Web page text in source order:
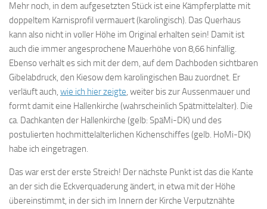
Mehr noch, in dem aufgesetzten Stück ist eine Kämpferplatte mit
doppeltem Karnisprofil vermauert (karolingisch). Das Querhaus
kann also nicht in voller Höhe im Original erhalten sein! Damit ist
auch die immer angesprochene Mauerhöhe von 8,66 hinfällig.
Ebenso verhält es sich mit der dem, auf dem Dachboden sichtbaren
Gibelabdruck, den Kiesow dem karolingischen Bau zuordnet. Er
verläuft auch, wie ich hier zeigte, weiter bis zur Aussenmauer und
formt damit eine Hallenkirche (wahrscheinlich Spätmittelalter). Die
ca. Dachkanten der Hallenkirche (gelb: SpäMi-DK) und des
postulierten hochmittelalterlichen Kichenschiffes (gelb. HoMi-DK)
habe ich eingetragen.
Das war erst der erste Streich! Der nächste Punkt ist das die Kante
an der sich die Eckverquaderung ändert, in etwa mit der Höhe
übereinstimmt, in der sich im Innern der Kirche Verputznähte